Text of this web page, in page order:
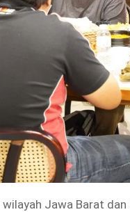
Jawa Barat